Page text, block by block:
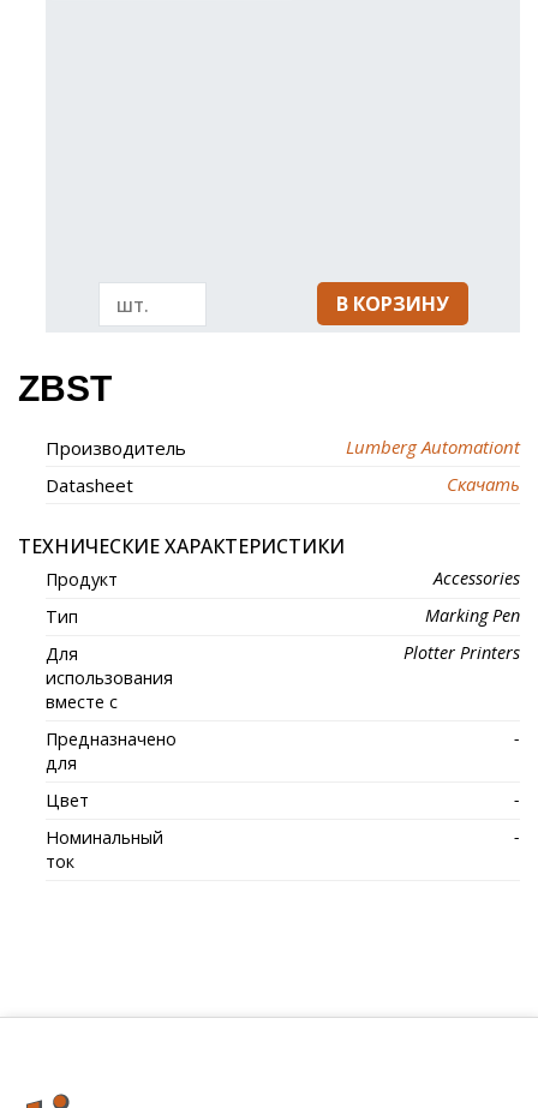
В КОРЗИНУ
ZBST
Производитель
Lumberg Automationt
Datasheet
Скачать
ТЕХНИЧЕСКИЕ ХАРАКТЕРИСТИКИ
Продукт
Accessories
Тип
Marking Pen
Для
использования
вместе с
Plotter Printers
Предназначено
для
-
Цвет
-
Номинальный
ток
-